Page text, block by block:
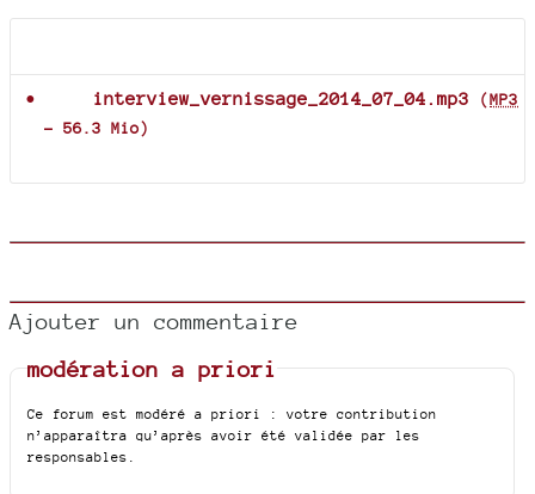
interview_vernissage_2014_07_04.mp3 (MP3
- 56.3 Mio)
Ajouter un commentaire
modération a priori
Ce forum est modéré a priori : votre contribution
n’apparaîtra qu’après avoir été validée par les
responsables.